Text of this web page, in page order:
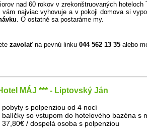
nad 60 rokov v zrekonštruovaných hoteloch
najviac vyhovuje a v pokoji domova si
. O ostatné sa postaráme my.
zavolaťna pevnú linku 044 562 13 35 alebo
MÁJ *** - Liptovský Ján
pobyty s polpenziou od 4 nocí
balíčky so vstupom do hotelového bazéna s
37,80€ / dospelá osoba s polpenziou